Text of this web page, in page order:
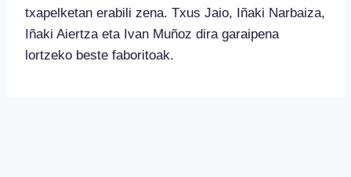
txapelketan erabili zena. Txus Jaio, Iñaki Narbaiza,
Iñaki Aiertza eta Ivan Muñoz dira garaipena
lortzeko beste faboritoak.